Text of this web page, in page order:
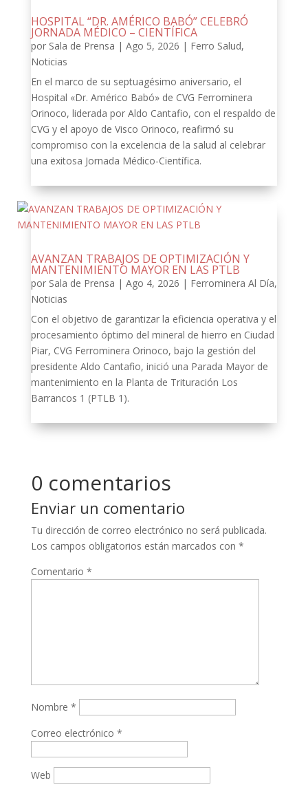
HOSPITAL “DR. AMÉRICO BABÓ” CELEBRÓ
JORNADA MÉDICO – CIENTÍFICA
por Sala de Prensa | Ago 5, 2026 | Ferro Salud,
Noticias
En el marco de su septuagésimo aniversario, el
Hospital «Dr. Américo Babó» de CVG Ferrominera
Orinoco, liderada por Aldo Cantafio, con el respaldo de
CVG y el apoyo de Visco Orinoco, reafirmó su
compromiso con la excelencia de la salud al celebrar
una exitosa Jornada Médico-Científica.
AVANZAN TRABAJOS DE OPTIMIZACIÓN Y
MANTENIMIENTO MAYOR EN LAS PTLB
por Sala de Prensa | Ago 4, 2026 | Ferrominera Al Día,
Noticias
Con el objetivo de garantizar la eficiencia operativa y el
procesamiento óptimo del mineral de hierro en Ciudad
Piar, CVG Ferrominera Orinoco, bajo la gestión del
presidente Aldo Cantafio, inició una Parada Mayor de
mantenimiento en la Planta de Trituración Los
Barrancos 1 (PTLB 1).
0 comentarios
Enviar un comentario
Tu dirección de correo electrónico no será publicada.
Los campos obligatorios están marcados con *
Comentario *
Nombre *
Correo electrónico *
Web